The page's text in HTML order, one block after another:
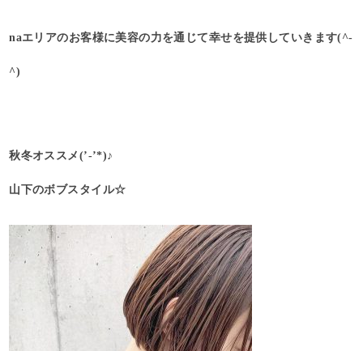
naエリアのお客様に美容の力を通じて幸せを提供していきます(^-
^)
秋冬オススメ(’-’*)♪
山下のボブスタイル☆